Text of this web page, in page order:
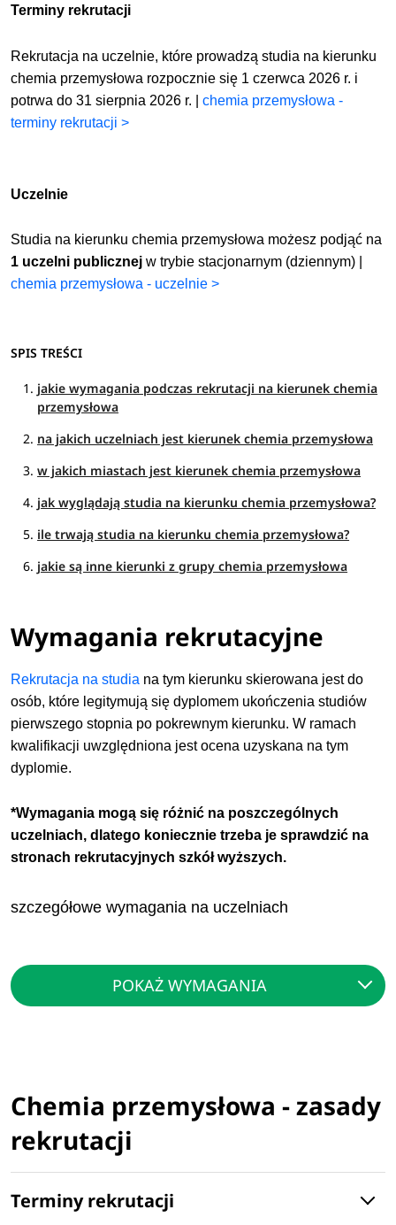
Terminy rekrutacji
Rekrutacja na uczelnie, które prowadzą studia na kierunku
chemia przemysłowa rozpocznie się 1 czerwca 2026 r. i
potrwa do 31 sierpnia 2026 r. |chemia przemysłowa -
terminy rekrutacji >
Uczelnie
Studia na kierunku chemia przemysłowa możesz podjąć na
1 uczelni publicznej w trybie stacjonarnym (dziennym) |
chemia przemysłowa - uczelnie >
SPIS TREŚCI
jakie wymagania podczas rekrutacji na kierunek chemia
przemysłowa
na jakich uczelniach jest kierunek chemia przemysłowa
w jakich miastach jest kierunek chemia przemysłowa
jak wyglądają studia na kierunku chemia przemysłowa?
ile trwają studia na kierunku chemia przemysłowa?
jakie są inne kierunki z grupy chemia przemysłowa
Wymagania rekrutacyjne
Rekrutacja na studia na tym kierunku skierowana jest do
osób, które legitymują się dyplomem ukończenia studiów
pierwszego stopnia po pokrewnym kierunku. W ramach
kwalifikacji uwzględniona jest ocena uzyskana na tym
dyplomie.
*Wymagania mogą się różnić na poszczególnych
uczelniach, dlatego koniecznie trzeba je sprawdzić na
stronach rekrutacyjnych szkół wyższych.
szczegółowe wymagania na uczelniach
POKAŻ WYMAGANIA
Chemia przemysłowa - zasady
rekrutacji
Terminy rekrutacji